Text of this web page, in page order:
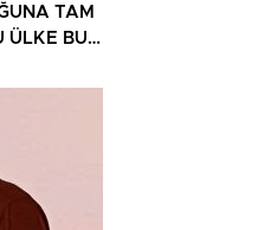
TAM
ÜLKE BU